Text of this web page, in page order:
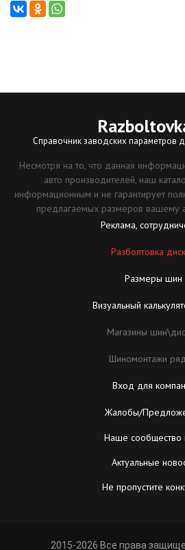
Справочник заводских параметров
Несмотря на то, что данная
авто производителей, наш
информационным и не гарантирует
предлагаемых размеров вашему
Реклама,
Разболтовка
Размеры шин
Визуальный
Магазины
Шиномонтажи
Вход для
Жалобы/
Наше сообщество
Актуальные
Не пропустите
2015-2026 Все права